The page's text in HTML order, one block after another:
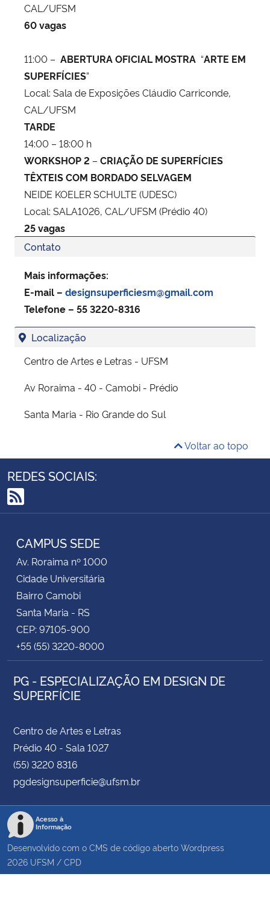
CAL/UFSM
60 vagas
11:00 – ABERTURA OFICIAL MOSTRA “ARTE EM
SUPERFÍCIES”
Local: Sala de Exposições Cláudio Carriconde,
CAL/UFSM
TARDE
14:00 – 18:00 h
WORKSHOP 2 – CRIAÇÃO DE SUPERFÍCIES
TÊXTEIS COM BORDADO SELVAGEM
NEIDE KOELER SCHULTE (UDESC)
Local: SALA1026, CAL/UFSM (Prédio 40)
25 vagas
Contato
Mais informações:
E-mail – designsuperficiesm@gmail.com
Telefone – 55 3220-8316
Localização
Centro de Artes e Letras - UFSM
Av Roraima - 40 - Camobi - Prédio
Santa Maria - Rio Grande do Sul
Voltar ao topo
REDES SOCIAIS:
RSS
CAMPUS SEDE
Av. Roraima nº 1000
Cidade Universitária
Bairro Camobi
Santa Maria - RS
CEP: 97105-900
+55 (55) 3220-8000
PG - ESPECIALIZAÇÃO EM DESIGN DE
SUPERFÍCIE
Centro de Artes e Letras
Prédio 40 - Sala 1027
(55) 3220 8316
pgdesignsuperficie@ufsm.br
Acesso à
Informação
Desenvolvido com o CMS de código aberto Wordpress
2026 UFSM / CPD